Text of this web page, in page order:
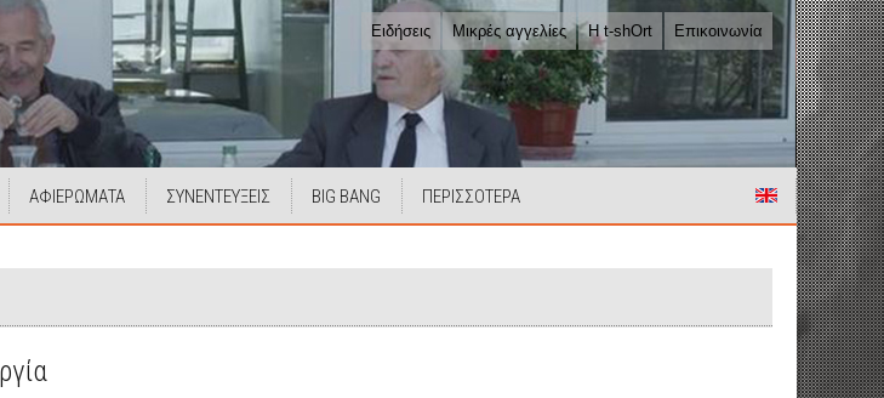
Ειδήσεις Μικρές αγγελίες Η t-shOrt Επικοινωνία
ΑΦΙΕΡΩΜΑΤΑ ΣΥΝΕΝΤΕΥΞΕΙΣ BIG BANG ΠΕΡΙΣΣΟΤΕΡΑ